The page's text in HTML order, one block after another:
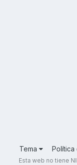
Tema
Esta web no tiene